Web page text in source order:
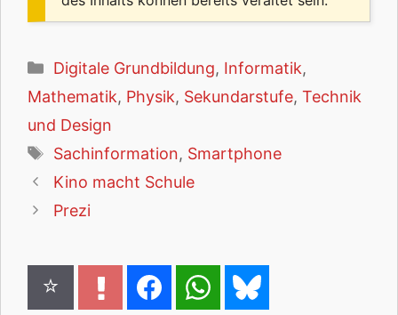
Kategorien
Digitale Grundbildung, Informatik,
Mathematik, Physik, Sekundarstufe, Technik
und Design
Schlagwörter
Sachinformation, Smartphone
Kino macht Schule
Prezi